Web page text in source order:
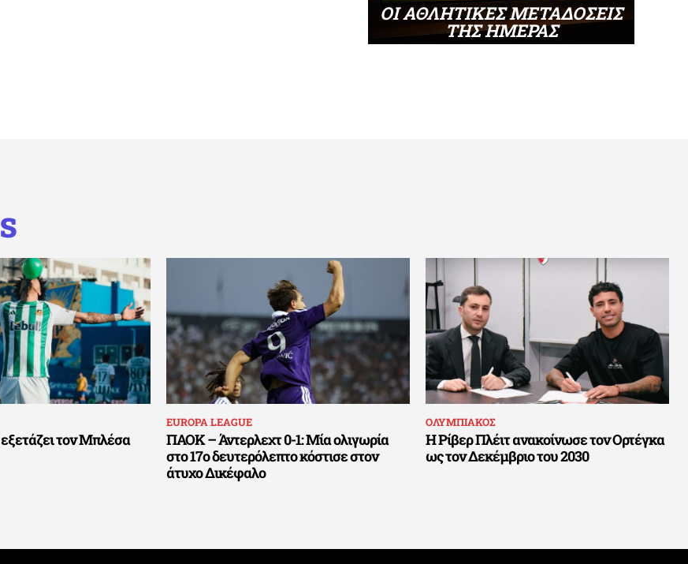
ΟΙ ΑΘΛΗΤΙΚΕΣ ΜΕΤΑΔΟΣΕΙΣ
ΤΗΣ ΗΜΕΡΑΣ
τον Μπλέσα
EUROPA LEAGUE
ΠΑΟΚ – Άντερλεχτ 0-1: Μία ολιγωρία
στο 17ο δευτερόλεπτο κόστισε στον
άτυχο Δικέφαλο
ΟΛΥΜΠΙΑΚΟΣ
Η Ρίβερ Πλέιτ ανακοίνωσε τον Ορτέγκα
ως τον Δεκέμβριο του 2030